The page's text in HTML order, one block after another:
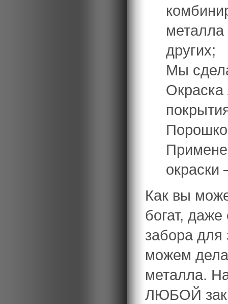
других;
Мы
окраски
Как вы
богат,
забора для
можем
металла.
ЛЮБОЙ